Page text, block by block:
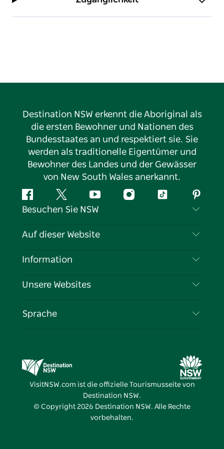
Destination NSW erkennt die Aboriginal als
die ersten Bewohner und Nationen des
Bundesstaates an und respektiert sie. Sie
werden als traditionelle Eigentümer und
Bewohner des Landes und der Gewässer
von New South Wales anerkannt.
FacebookTwitter YouTubeInstagramTikTok
Besuchen Sie NSW
Kontaktieren Sie uns
Cookie-Hinweis
Auf dieser Website
Reiseziele
Veranstaltungen
Information
Reiseinformationen
Unternehmen in NSW
Unsere Websites
Destination NSW Medienzentrum
Vivid Sydney
Sprache
VisitNSW.com ist die offizielle Tourismusseite von
Destination NSW.
© Copyright 2026 Destination NSW. Alle Rechte
vorbehalten.